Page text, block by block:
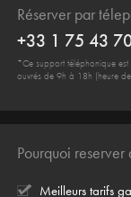
Réserver par
+33 1 75 43
*Ce support téléphonique
ouvrés de 9h à 18h (heure
Pourquoi reserver
Meilleurs tarifs